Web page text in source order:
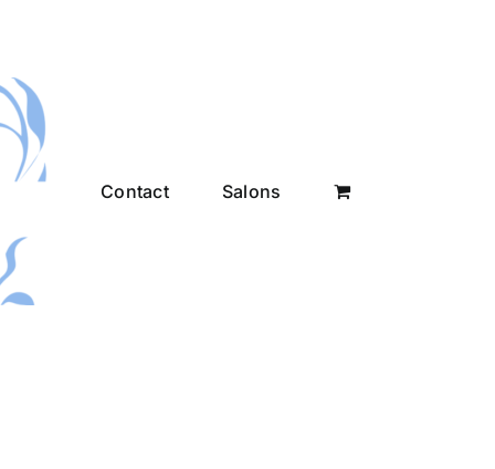
Contact Salons